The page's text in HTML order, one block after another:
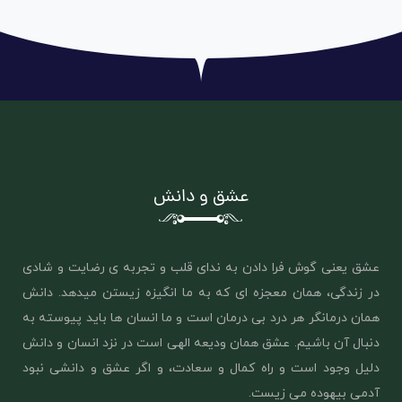
عشق و دانش
عشق یعنی گوش فرا دادن به ندای قلب و تجربه ی رضایت و شادی
در زندگی، همان معجزه ای که به ما انگیزه زیستن میدهد. دانش
همان درمانگر هر درد بی درمان است و ما انسان ها باید پیوسته به
دنبال آن باشیم. عشق همان ‌ودیعه الهی است در نزد انسان و دانش
دلیل وجود است و راه کمال و سعادت، و اگر عشق و دانشی نبود
آدمی بیهوده می زیست.